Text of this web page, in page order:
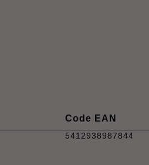
Code EAN
5412938987844